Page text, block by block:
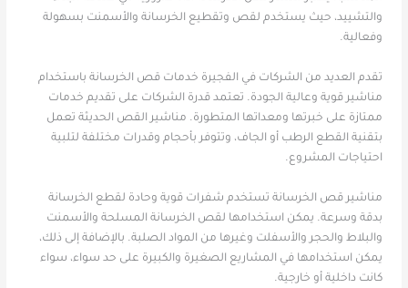
والتشييد، حيث يستخدم لقص وتقطيع الخرسانة والأسمنت بسهولة
وفعالية.
تقدم العديد من الشركات في الفجيرة خدمات قص الخرسانة باستخدام
مناشير قوية وعالية الجودة. تعتمد قدرة الشركات على تقديم خدمات
ممتازة على خبرتها ومعداتها المتطورة. مناشير القص الحديثة تعمل
بتقنية القطع الرطب أو الجاف، وتتوفر بأحجام وقدرات مختلفة لتلبية
احتياجات المشروع.
مناشير قص الخرسانة تستخدم شفرات قوية وحادة لقطع الخرسانة
بدقة وسرعة. يمكن استخدامها لقص الخرسانة المسلحة والأسمنت
والبلاط والحجر والأسفلت وغيرها من المواد الصلبة. بالإضافة إلى ذلك،
يمكن استخدامها في المشاريع الصغيرة والكبيرة على حد سواء، سواء
كانت داخلية أو خارجية.